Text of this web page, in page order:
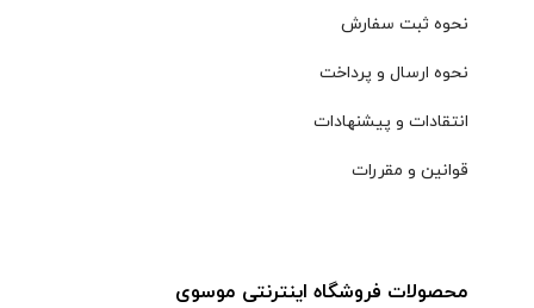
نحوه ثبت سفارش
نحوه ارسال و پرداخت
انتقادات و پیشنهادات
قوانین و مقررات
محصولات فروشگاه اینترنتی موسوی